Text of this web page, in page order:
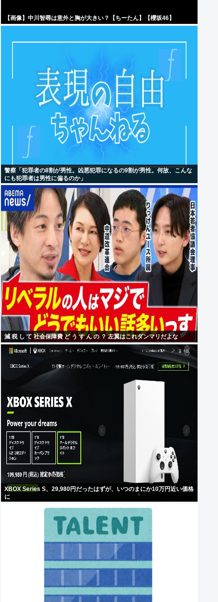
【画像】中川智尋は意外と胸が大きい？【ちーたん】【櫻坂46】
警察「犯罪者の8割が男性。凶悪犯罪になるの9割が男性。何故、こんな
にも犯罪者は男性に偏るのか」
減 税 し て 社会保障費 ど う す ん の ？ 左翼はこれダンマリだよな
XBOX Series S、29,980円だったはずが、いつのまにか10万円近い価格
に